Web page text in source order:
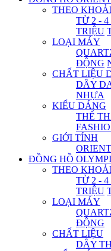
THEO
TỪ 2 -
TRIỆU
LOẠI MÁY
ĐỘNG
CHẤT LIỆU
DÂY
NHỰA
KIỂU DÁNG
THỂ
GIỚI TÍNH
ĐỒNG HỒ
THEO
TỪ 2 -
TRIỆU
LOẠI MÁY
ĐỘNG
CHẤT LIỆU
DÂY